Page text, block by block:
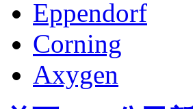
Eppendorf
Corning
Axygen